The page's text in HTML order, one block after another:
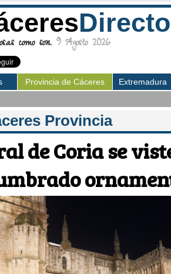
Directo
como son. 9 Agosto 2026
Provincia de Cáceres Extremadura
Provincia
de Coria se